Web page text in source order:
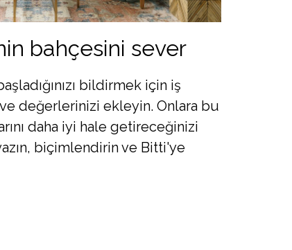
bahçesini sever
bildirmek için iş
değerlerinizi ekleyin. Onlara bu
daha iyi hale getireceğinizi
biçimlendirin ve Bitti'ye